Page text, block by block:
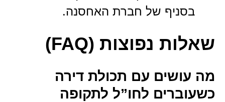
בסניף של חברת האחסנה.
שאלות נפוצות (FAQ)
מה עושים עם תכולת דירה
כשעוברים לחו”ל לתקופה